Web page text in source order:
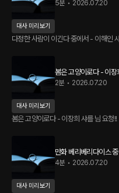
5분 • 2026.07.20
대사 미리보기
다정한 사람이 이긴다 중에서 - 이해인
봄은 고양이로다 - 이장
2분 • 2026.07.20
대사 미리보기
봄은 고양이로다 - 이장희 샤를 님 요청!!
만화 베리베리다이스
4분 • 2026.07.20
대사 미리보기